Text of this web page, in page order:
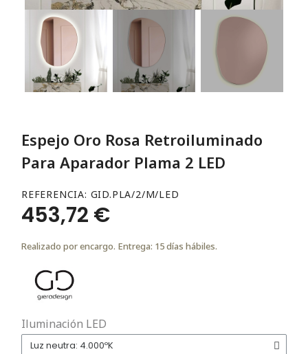
Espejo Oro Rosa Retroiluminado
Para Aparador Plama 2 LED
REFERENCIA GID.PLA/2/M/LED
453,72 €
Realizado por encargo. Entrega: 15 días hábiles.
Iluminación LED